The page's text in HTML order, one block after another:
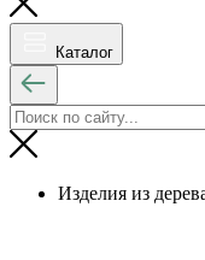
Каталог
Изделия из